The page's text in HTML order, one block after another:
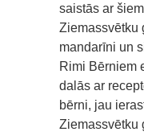
saistās ar
Ziemassvētku
mandarīni un
Rimi Bērniem
dalās ar
bērni, jau
Ziemassvētku